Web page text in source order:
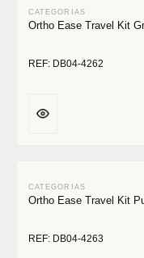
Ortho Ease Travel Kit
REF: DB04-4262
Ortho Ease Travel Kit
REF: DB04-4263